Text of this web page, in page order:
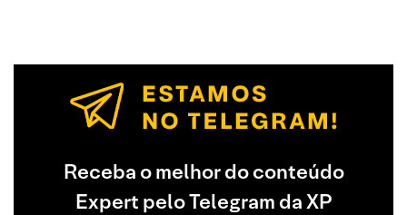
Receba o melhor do conteúdo
Expert pelo Telegram da XP